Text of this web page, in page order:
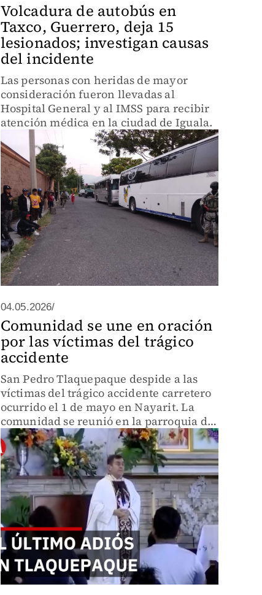
Volcadura de autobús en
Taxco, Guerrero, deja 15
lesionados; investigan causas
del incidente
Las personas con heridas de mayor
consideración fueron llevadas al
Hospital General y al IMSS para recibir
atención médica en la ciudad de Iguala.
04.05.2026/
Comunidad se une en oración
por las víctimas del trágico
accidente
San Pedro Tlaquepaque despide a las
víctimas del trágico accidente carretero
ocurrido el 1 de mayo en Nayarit. La
comunidad se reunió en la parroquia de
la Divina Providencia para dar el último
adiós.